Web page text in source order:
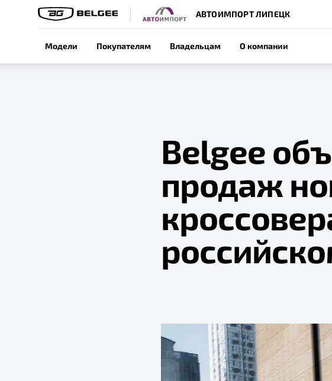
АВТОИМПОРТ ЛИПЕЦК
Модели Покупателям Владельцам О компании
Belgee
продаж